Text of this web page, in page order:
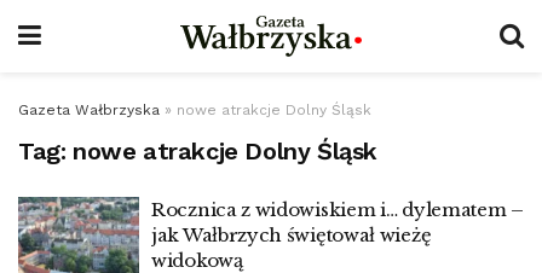
Gazeta Wałbrzyska » nowe atrakcje Dolny Śląsk
Tag: nowe atrakcje Dolny Śląsk
Rocznica z widowiskiem i… dylematem –
jak Wałbrzych świętował wieżę
widokową